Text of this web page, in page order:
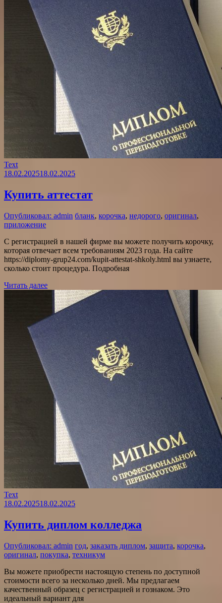
Text
18.02.202518.02.2025
Купить аттестат
Опубликовал: admin бланк, корочка, недорого, оригинал,
приложение
С регистрацией в нашей фирме вы можете получить корочку,
которая отвечает всем требованиям 2023 года. На сайте
https://diplomy-grup24.com/kupit-attestat-shkoly.html вы узнаете,
сколько стоит процедура. Подробная
Читать далее
Text
18.02.202518.02.2025
Купить диплом колледжа
Опубликовал: admin год, заказать диплом, защита, корочка,
оригинал, покупка, техникум
Вы можете приобрести настоящую степень по доступной
стоимости всего за несколько дней. Мы предлагаем
качественный образец с регистрацией и гознаком. Это
идеальный вариант для